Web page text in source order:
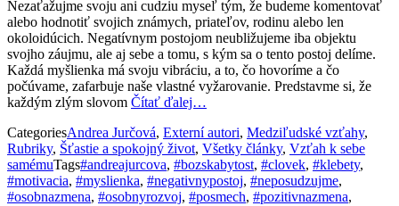
Nezaťažujme svoju ani cudziu myseľ tým, že budeme komentovať
alebo hodnotiť svojich známych, priateľov, rodinu alebo len
okoloidúcich. Negatívnym postojom neubližujeme iba objektu
svojho záujmu, ale aj sebe a tomu, s kým sa o tento postoj delíme.
Každá myšlienka má svoju vibráciu, a to, čo hovoríme a čo
počúvame, zafarbuje naše vlastné vyžarovanie. Predstavme si, že
každým zlým slovom Čítať ďalej…
CategoriesAndrea Jurčová, Externí autori, Medziľudské vzťahy,
Rubriky, Šťastie a spokojný život, Všetky články, Vzťah k sebe
samémuTags#andreajurcova, #bozskabytost, #clovek, #klebety,
#motivacia, #myslienka, #negativnypostoj, #neposudzujme,
#osobnazmena, #osobnyrozvoj, #posmech, #pozitivnazmena,